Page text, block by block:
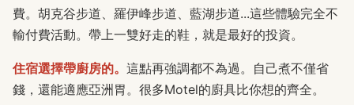
費。胡克谷步道、羅伊峰步道、藍湖步道...這些體驗完全不
輸付費活動。帶上一雙好走的鞋，就是最好的投資。
住宿選擇帶廚房的。 這點再強調都不為過。自己煮不僅省
錢，還能適應亞洲胃。很多Motel的廚具比你想的齊全。